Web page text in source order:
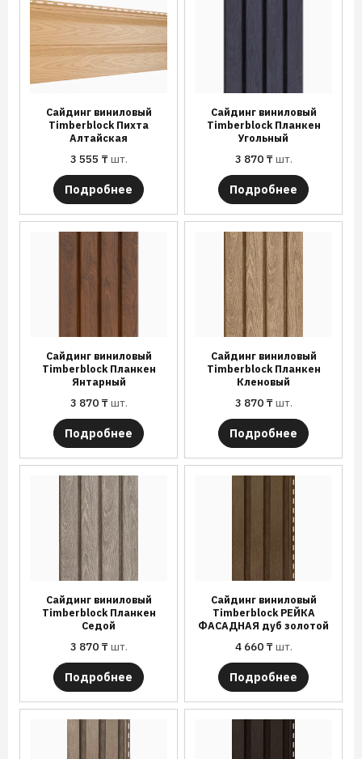
Сайдинг виниловый
Timberblock Пихта
Алтайская
3 555 ₸шт.
Подробнее
Сайдинг виниловый
Timberblock Планкен
Угольный
3 870 ₸шт.
Подробнее
Сайдинг виниловый
Timberblock Планкен
Янтарный
3 870 ₸шт.
Подробнее
Сайдинг виниловый
Timberblock Планкен
Кленовый
3 870 ₸шт.
Подробнее
Сайдинг виниловый
Timberblock Планкен
Седой
3 870 ₸шт.
Подробнее
Сайдинг виниловый
Timberblock РЕЙКА
ФАСАДНАЯ дуб золотой
4 660 ₸шт.
Подробнее